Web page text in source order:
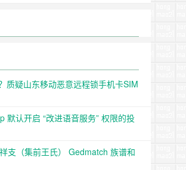
质疑山东移动恶意远程锁手机卡SIM
默认开启 “改进语音服务” 权限的投
支（集前王氏） Gedmatch 族谱和